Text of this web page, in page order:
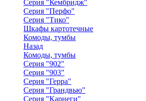
Серия "Кембридж"
Серия "Перфо"
Серия "Тико"
Шкафы картотечные
Комоды, тумбы
Назад
Комоды, тумбы
Серия "902"
Серия "903"
Серия "Герра"
Серия "Грандвью"
Серия "Карнеги"